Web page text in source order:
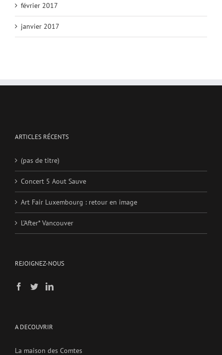
février 2017
janvier 2017
ARTICLES RÉCENTS
(pas de titre)
Concert 5 Aout Sauve
Art Fair Luxembourg : retour en image
L’After* Vancouver
REJOIGNEZ-NOUS
A DECOUVRIR
La maison des Comtes